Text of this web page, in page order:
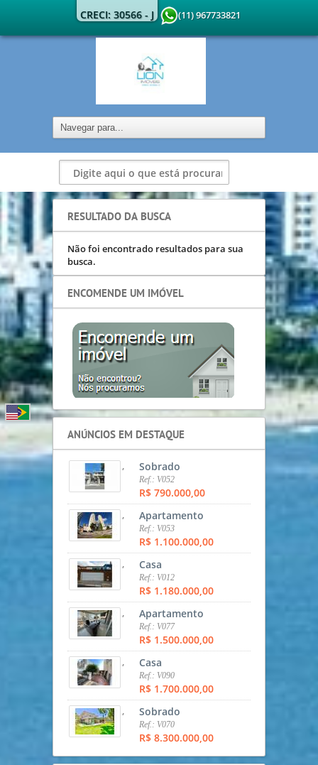
CRECI: 30566 - J (11) 967733821
RESULTADO DA BUSCA
Não foi encontrado resultados para sua
busca.
ENCOMENDE UM IMÓVEL
ANÚNCIOS EM DESTAQUE
, Sobrado
Ref.: V052
R$ 790.000,00
, Apartamento
Ref.: V053
R$ 1.100.000,00
, Casa
Ref.: V012
R$ 1.180.000,00
, Apartamento
Ref.: V077
R$ 1.500.000,00
, Casa
Ref.: V090
R$ 1.700.000,00
, Sobrado
Ref.: V070
R$ 8.300.000,00